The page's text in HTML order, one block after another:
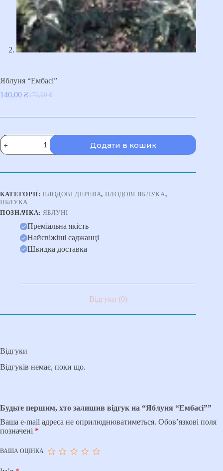
Яблуня “Ембасі”
170,00₴
Оригінальна
170,00 ₴.
140,00 ₴Поточна
140,00 ₴.
Яблуня
"Ембасі"
кількість
Додати в кошик
КАТЕГОРІЇ:ПЛОДОВІ ДЕРЕВА, ПЛОДОВІ ЯБЛУКА,
ЯБЛУКА
ПОЗНАЧКА: ЯБЛУНІ
Преміальна якість
Найсвіжіші саджанці
Швидка доставка
Відгуки (0)
Відгуки
Відгуків немає, поки що.
Будьте першим, хто залишив відгук на “Яблуня “Ембасі””
Ваша e-mail адреса не оприлюднюватиметься. Обов’язкові поля
позначені *
ВАША ОЦІНКА